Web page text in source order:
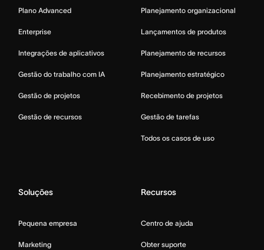
Plano Advanced
Enterprise
Integrações de aplicativos
Gestão do trabalho com IA
Gestão de projetos
Gestão de recursos
Planejamento organizacional
Lançamentos de produtos
Planejamento de recursos
Planejamento estratégico
Recebimento de projetos
Gestão de tarefas
Todos os casos de uso
Soluções
Pequena empresa
Marketing
Recursos
Centro de ajuda
Obter suporte